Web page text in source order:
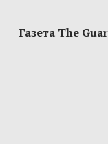
Газета The